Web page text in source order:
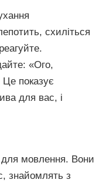
схиліться
«Ого,
показує
для вас, і
мовлення. Вони
знайомлять з